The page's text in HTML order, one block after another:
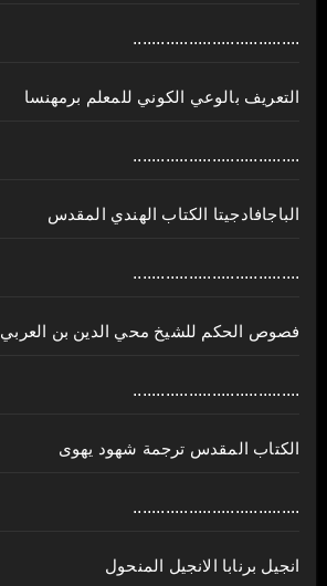
....................................
ﺍﻟﺘﻌﺮﻳﻒ ﺑﺎﻟﻮﻋﻲ ﺍﻟﻜﻮﻧﻲ للمعلم برمهنسا
....................................
الباجافادجيتا الكتاب الهندي المقدس
....................................
فصوص الحكم للشيخ محي الدين بن العربي
....................................
الكتاب المقدس ترجمة شهود يهوى
....................................
انجيل برنابا الانجيل المنحول